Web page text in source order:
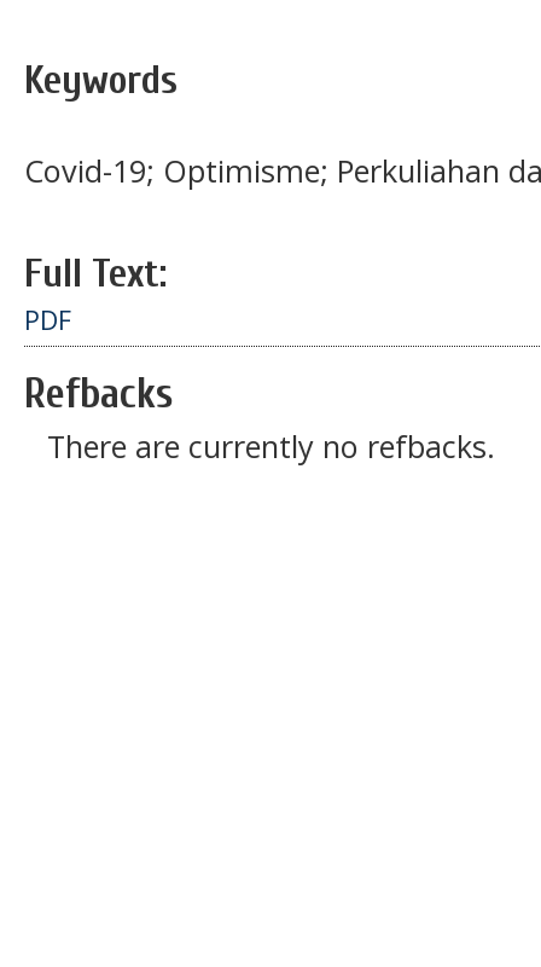
Keywords
Covid-19; Optimisme; Perkuliahan
Full Text:
PDF
Refbacks
There are currently no refbacks.